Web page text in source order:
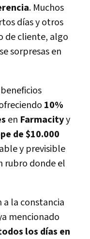
. Muchos
días y otros
de cliente, algo
sorpresas en
10%
en Farmacityy
de $10.000
y previsible
rubro donde el
a la constancia
mencionado
los días en